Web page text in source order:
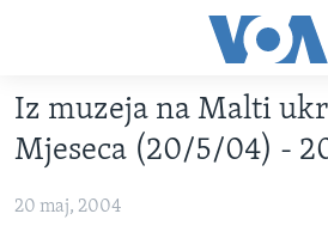
glavni
sadržaj
Pređi
na
TV PROGRAM
VIDEO
FOTOGRAFIJE DANA
Iz muzeja na Malti
Mjeseca (20/5/04) -
20 maj, 2004